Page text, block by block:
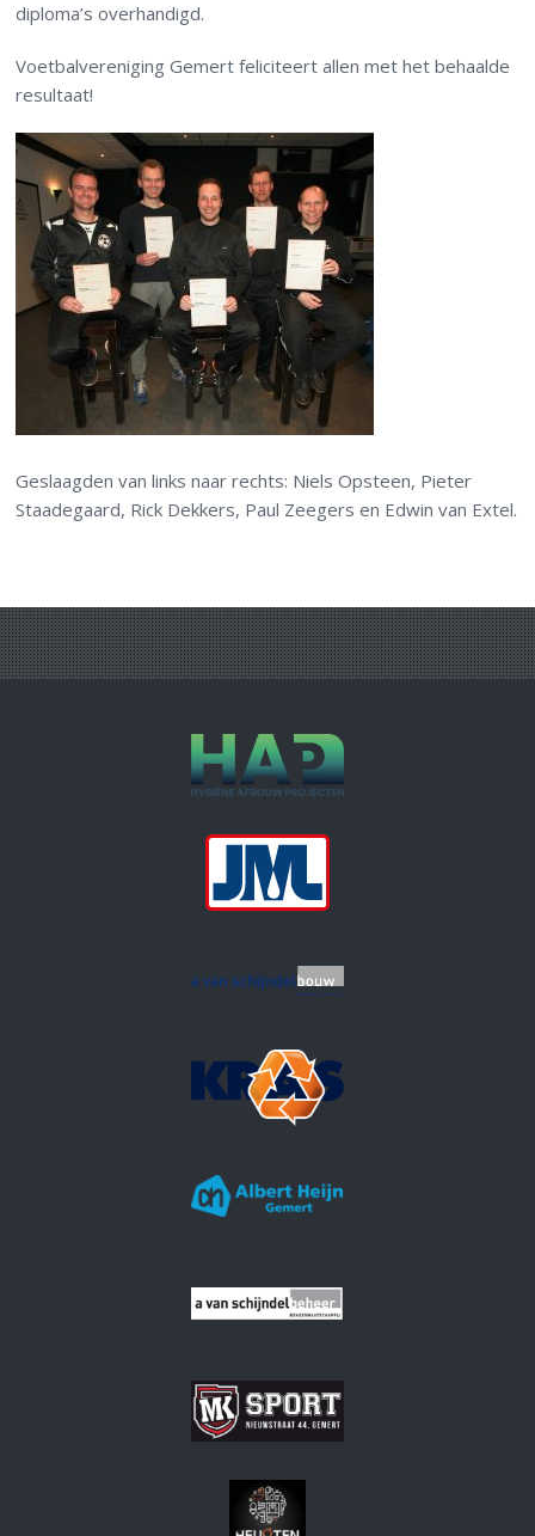
diploma’s overhandigd.
Voetbalvereniging Gemert feliciteert allen met het behaalde
resultaat!
Geslaagden van links naar rechts: Niels Opsteen, Pieter
Staadegaard, Rick Dekkers, Paul Zeegers en Edwin van Extel.